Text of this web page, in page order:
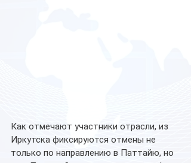
Как отмечают участники отрасли, из
Иркутска фиксируются отмены не
только по направлению в Паттайю, но